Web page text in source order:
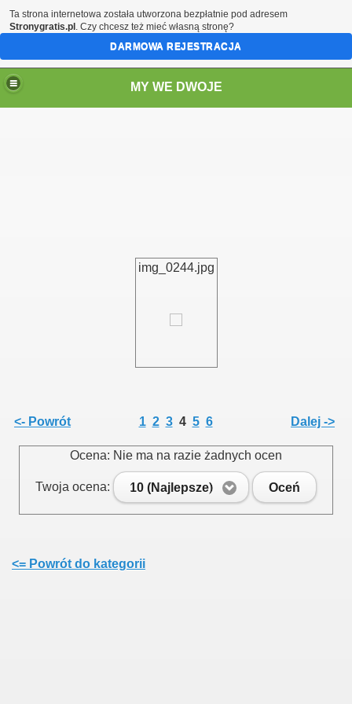
MY WE DWOJE
img_0244.jpg
<- Powrót 1 2 3 4 5 6 Dalej ->
Ocena: Nie ma na razie żadnych ocen
Twoja ocena: 10 (Najlepsze) Oceń
<= Powrót do kategorii
Ta strona internetowa została utworzona bezpłatnie pod adresem
Stronygratis.pl . Czy chcesz też mieć własną stronę?
DARMOWA REJESTRACJA